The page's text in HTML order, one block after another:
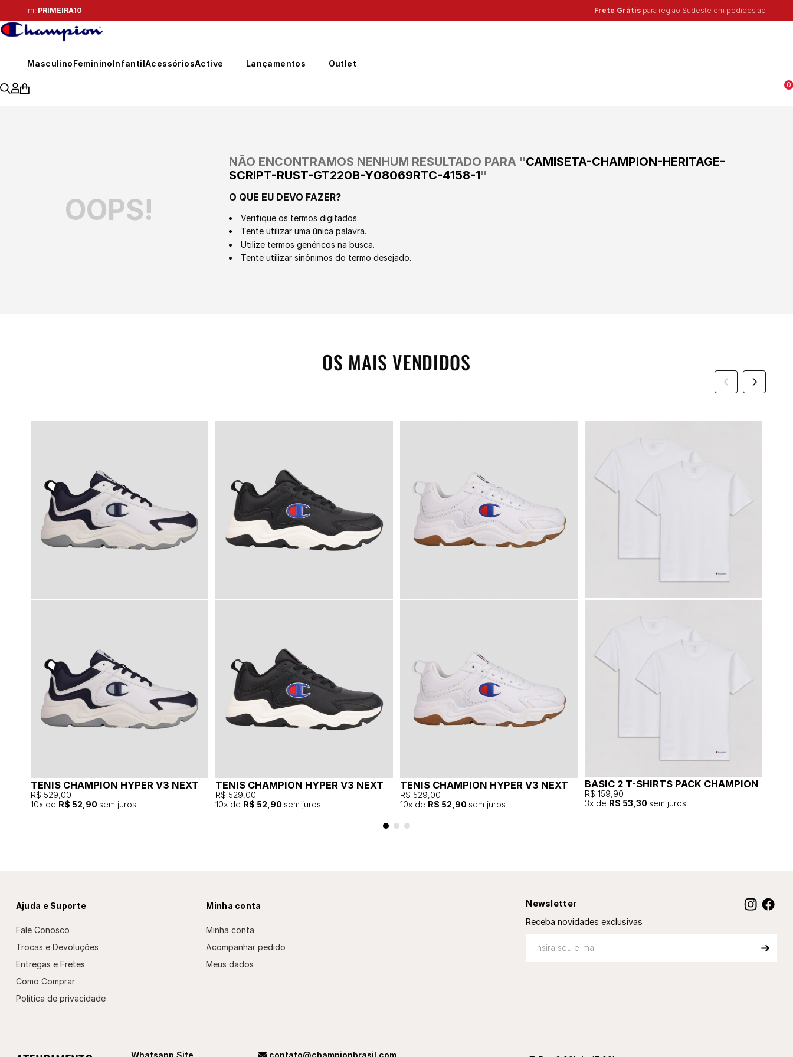
MasculinoFemininoInfantilAcessóriosActive Lançamentos Outlet
0
OOPS!
NÃO ENCONTRAMOS NENHUM RESULTADO PARA "CAMISETA-CHAMPION-HERITAGE-
SCRIPT-RUST-GT220B-Y08069RTC-4158-1"
O QUE EU DEVO FAZER?
Verifique os termos digitados.
Tente utilizar uma única palavra.
Utilize termos genéricos na busca.
Tente utilizar sinônimos do termo desejado.
OS MAIS VENDIDOS
TENIS CHAMPION HYPER V3 NEXT
R$ 529,00
10x de R$ 52,90 sem juros
TENIS CHAMPION HYPER V3 NEXT
R$ 529,00
10x de R$ 52,90 sem juros
TENIS CHAMPION HYPER V3 NEXT
R$ 529,00
10x de R$ 52,90 sem juros
BASIC 2 T-SHIRTS PACK CHAMPION
R$ 159,90
3x de R$ 53,30 sem juros
Newsletter
Receba novidades exclusivas
Ajuda e Suporte
Fale Conosco
Trocas e Devoluções
Entregas e Fretes
Como Comprar
Política de privacidade
Minha conta
Minha conta
Acompanhar pedido
Meus dados
Whatsapp Site contato@championbrasil.com